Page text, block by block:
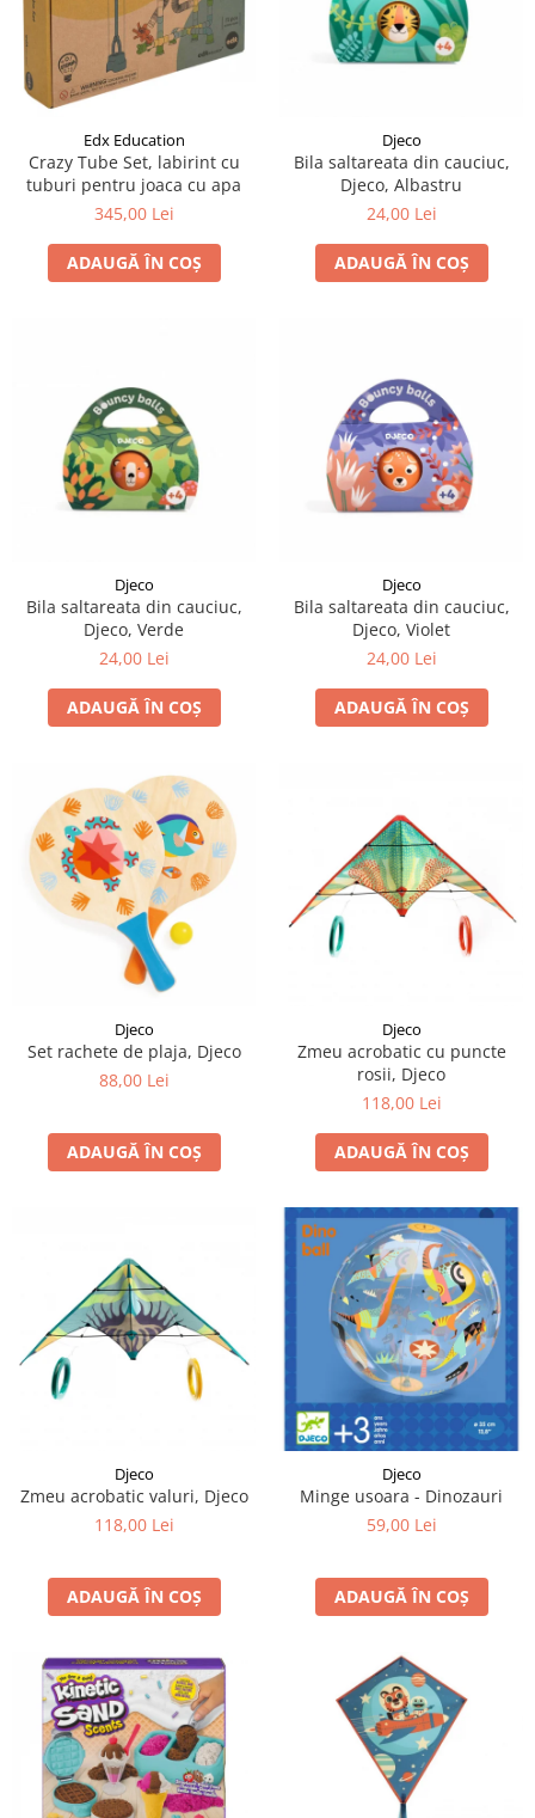
Jocuri cu dinozauri
Jucării de pluș
Jocuri educative pentru
școală/grădiniță
Agende
Accesorii diverse
LEGO Friends
LEGO Ninjago
LEGO Minecraft
LEGO DREAMZzz
LEGO Star Wars
LEGO Gabby s Dollhouse
LEGO Harry Potter
LEGO Jurassic World
LEGO Sonic the Hedgehog
LEGO Wicked
LEGO Animal Crossing
LEGO Creator Expert
LEGO Architecture
LEGO Ideas
LEGO Speed Champions
Edx Education
Crazy Tube Set, labirint cu
tuburi pentru joaca cu apa
345,00 Lei
ADAUGĂ ÎN COȘ
Djeco
Bila saltareata din cauciuc,
Djeco, Albastru
24,00 Lei
ADAUGĂ ÎN COȘ
Djeco
Bila saltareata din cauciuc,
Djeco, Verde
24,00 Lei
ADAUGĂ ÎN COȘ
Djeco
Bila saltareata din cauciuc,
Djeco, Violet
24,00 Lei
ADAUGĂ ÎN COȘ
Djeco
Set rachete de plaja, Djeco
88,00 Lei
ADAUGĂ ÎN COȘ
Djeco
Zmeu acrobatic cu puncte
rosii, Djeco
118,00 Lei
ADAUGĂ ÎN COȘ
Djeco
Zmeu acrobatic valuri, Djeco
118,00 Lei
ADAUGĂ ÎN COȘ
Djeco
Minge usoara - Dinozauri
59,00 Lei
ADAUGĂ ÎN COȘ